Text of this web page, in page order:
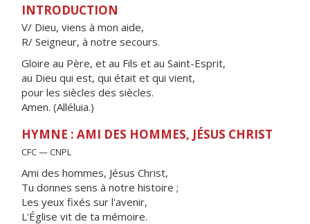
INTRODUCTION
V/ Dieu, viens à mon aide,
R/ Seigneur, à notre secours.
Gloire au Père, et au Fils et au Saint-Esprit,
au Dieu qui est, qui était et qui vient,
pour les siècles des siècles.
Amen. (Alléluia.)
HYMNE : AMI DES HOMMES, JÉSUS CHRIST
CFC — CNPL
Ami des hommes, Jésus Christ,
Tu donnes sens à notre histoire ;
Les yeux fixés sur l'avenir,
L'Église vit de ta mémoire.